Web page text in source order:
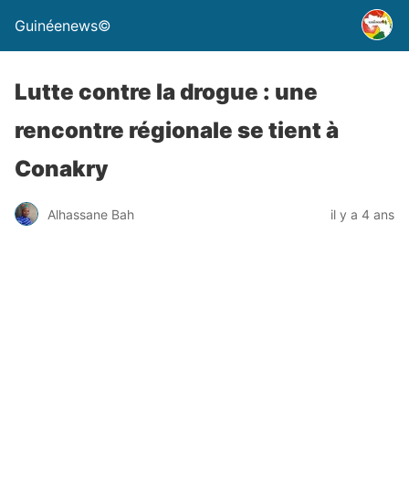
Guinéenews©
Lutte contre la drogue : une
rencontre régionale se tient à
Conakry
Alhassane Bah il y a 4 ans